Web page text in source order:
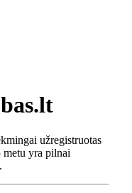
užregistruotas
yra pilnai